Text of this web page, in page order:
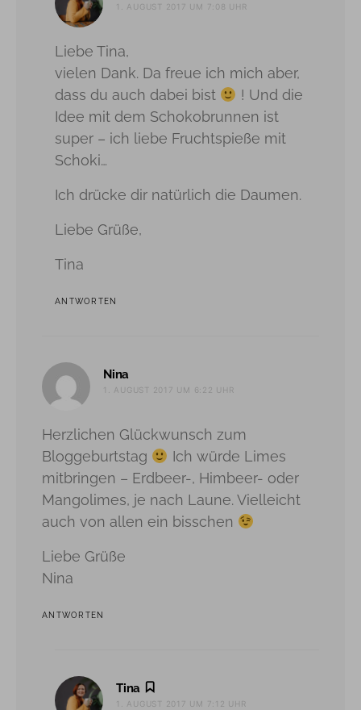
1. AUGUST 2017 UM 7:08 UHR
Liebe Tina,
vielen Dank. Da freue ich mich aber,
dass du auch dabei bist
! Und die
Idee mit dem Schokobrunnen ist
super – ich liebe Fruchtspieße mit
Schoki…
Ich drücke dir natürlich die Daumen.
Liebe Grüße,
Tina
ANTWORTEN
Nina
1. AUGUST 2017 UM 6:22 UHR
Herzlichen Glückwunsch zum
Bloggeburtstag
Ich würde Limes
mitbringen – Erdbeer-, Himbeer- oder
Mangolimes, je nach Laune. Vielleicht
auch von allen ein bisschen
Liebe Grüße
Nina
ANTWORTEN
Tina
1. AUGUST 2017 UM 7:12 UHR